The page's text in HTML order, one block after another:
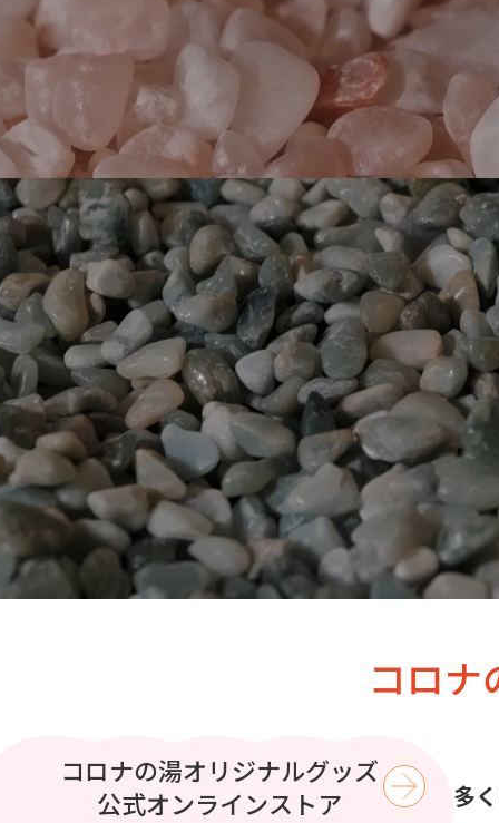
コロナ
より多く
コロナの湯で
至福のひとときを過ごす
プリティシリーズ コラボイ
ベント開催
コロナの湯オリジナルグッズ
公式オンラインストア